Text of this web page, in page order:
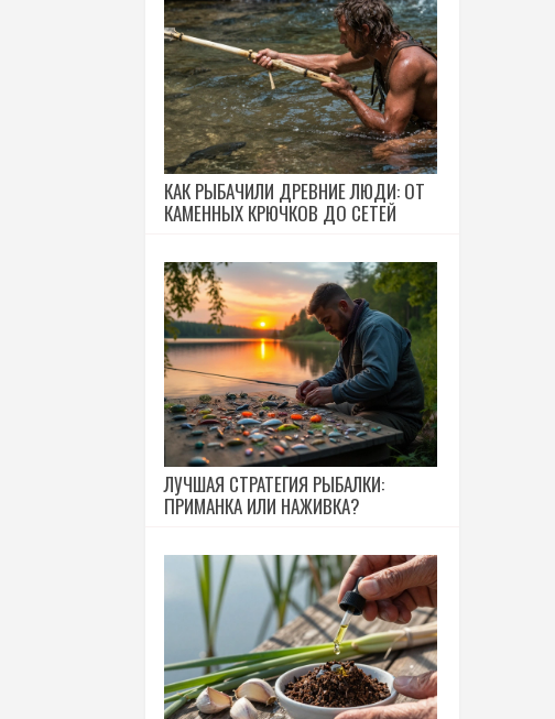
КАК РЫБАЧИЛИ ДРЕВНИЕ ЛЮДИ: ОТ
КАМЕННЫХ КРЮЧКОВ ДО СЕТЕЙ
ЛУЧШАЯ СТРАТЕГИЯ РЫБАЛКИ:
ПРИМАНКА ИЛИ НАЖИВКА?